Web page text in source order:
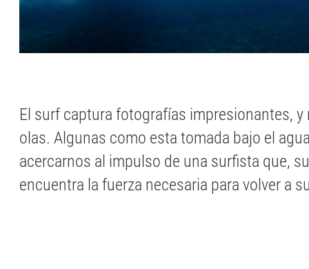
El surf captura fotografías impresionantes,
olas. Algunas como esta tomada bajo el
acercarnos al impulso de una surfista que,
encuentra la fuerza necesaria para volver a